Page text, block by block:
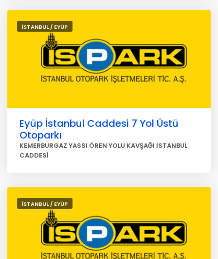
İSTANBUL / EYÜP
Eyüp İstanbul Caddesi 7 Yol Üstü
Otoparkı
KEMERBURGAZ YASSI ÖREN YOLU KAVŞAĞI İSTANBUL
CADDESİ
İSTANBUL / EYÜP